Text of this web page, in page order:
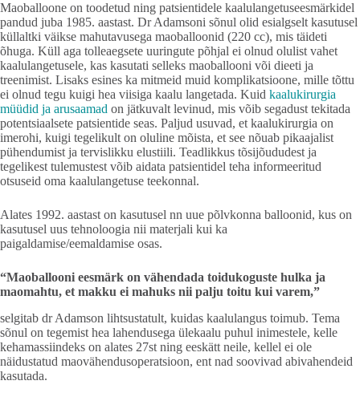
Maoballoone on toodetud ning patsientidele kaalulangetuseesmärkidel
pandud juba 1985. aastast. Dr Adamsoni sõnul olid esialgselt kasutusel
küllaltki väikse mahutavusega maoballoonid (220 cc), mis täideti
õhuga. Küll aga tolleaegsete uuringute põhjal ei olnud olulist vahet
kaalulangetusele, kas kasutati selleks maoballooni või dieeti ja
treenimist. Lisaks esines ka mitmeid muid komplikatsioone, mille tõttu
ei olnud tegu kuigi hea viisiga kaalu langetada. Kuid kaalukirurgia
müüdid ja arusaamad on jätkuvalt levinud, mis võib segadust tekitada
potentsiaalsete patsientide seas. Paljud usuvad, et kaalukirurgia on
imerohi, kuigi tegelikult on oluline mõista, et see nõuab pikaajalist
pühendumist ja tervislikku elustiili. Teadlikkus tõsijõududest ja
tegelikest tulemustest võib aidata patsientidel teha informeeritud
otsuseid oma kaalulangetuse teekonnal.
Alates 1992. aastast on kasutusel nn uue põlvkonna balloonid, kus on
kasutusel uus tehnoloogia nii materjali kui ka
paigaldamise/eemaldamise osas.
“Maoballooni eesmärk on vähendada toidukoguste hulka ja
maomahtu, et makku ei mahuks nii palju toitu kui varem,”
selgitab dr Adamson lihtsustatult, kuidas kaalulangus toimub. Tema
sõnul on tegemist hea lahendusega ülekaalu puhul inimestele, kelle
kehamassiindeks on alates 27st ning eeskätt neile, kellel ei ole
näidustatud maovähendusoperatsioon, ent nad soovivad abivahendeid
kasutada.